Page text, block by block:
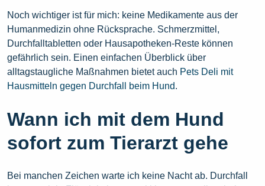
Noch wichtiger ist für mich: keine Medikamente aus der
Humanmedizin ohne Rücksprache. Schmerzmittel,
Durchfalltabletten oder Hausapotheken-Reste können
gefährlich sein. Einen einfachen Überblick über
alltagstaugliche Maßnahmen bietet auch Pets Deli mit
Hausmitteln gegen Durchfall beim Hund.
Wann ich mit dem Hund
sofort zum Tierarzt gehe
Bei manchen Zeichen warte ich keine Nacht ab. Durchfall